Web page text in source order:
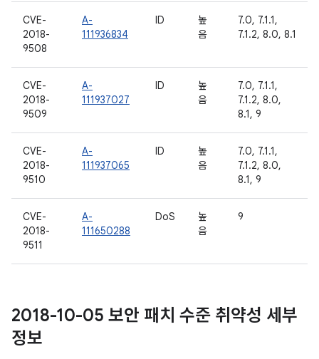
CVE-
2018-
9508
A-
111936834
ID
높
음
7.0, 7.1.1,
7.1.2, 8.0, 8.1
CVE-
2018-
9509
A-
111937027
ID
높
음
7.0, 7.1.1,
7.1.2, 8.0,
8.1, 9
CVE-
2018-
9510
A-
111937065
ID
높
음
7.0, 7.1.1,
7.1.2, 8.0,
8.1, 9
CVE-
2018-
9511
A-
111650288
DoS
높
음
9
2018-10-05 보안 패치 수준 취약성 세부
정보